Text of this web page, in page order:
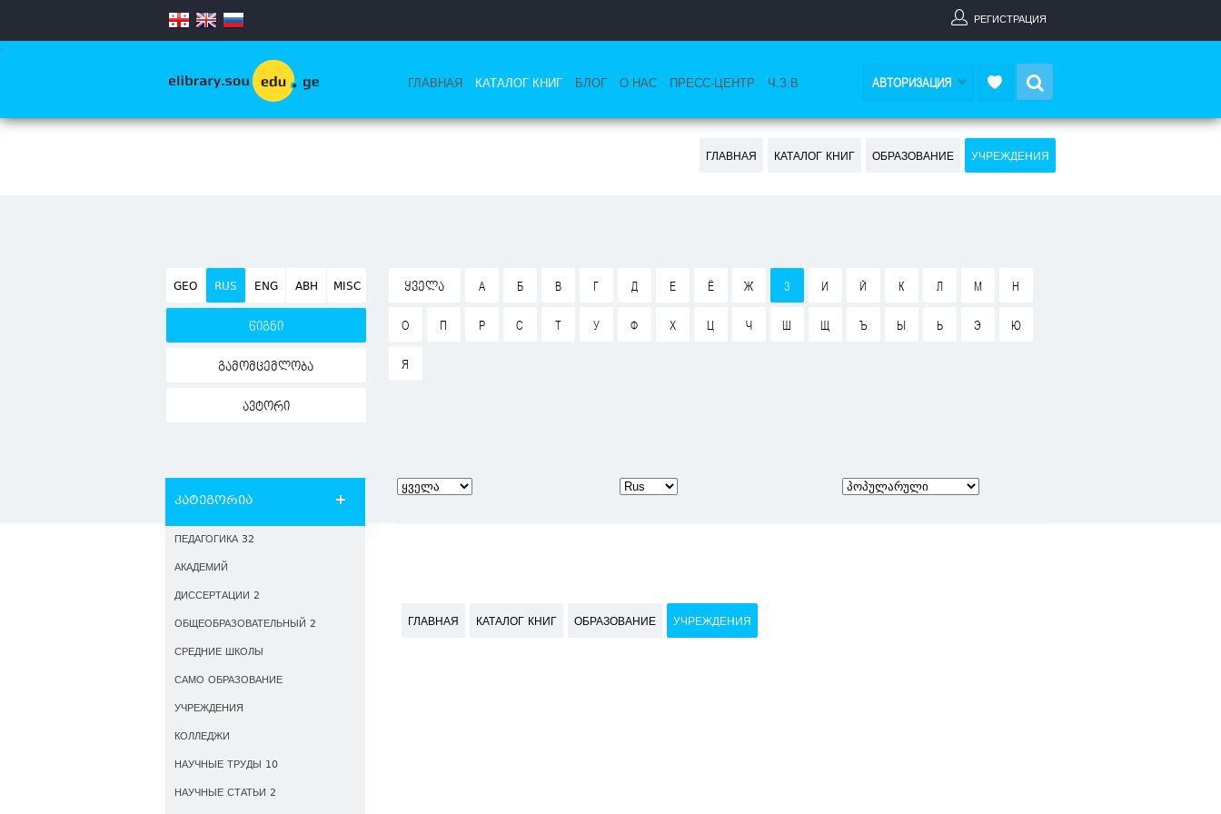
РЕГИСТРАЦИЯ
.
ГЛАВНАЯ КАТАЛОГ КНИГ БЛОГ О НАС ПРЕСС-ЦЕНТР Ч.З.В АВТОРИЗАЦИЯ
ГЛАВНАЯ КАТАЛОГ КНИГ ОБРАЗОВАНИЕ УЧРЕЖДЕНИЯ
GEO RUS ENG ABH MISC
წიგნი
გამომცემლობა
ავტორი
ᲧᲕᲔᲚᲐ А Б В Г Д Е Ё Ж З И Й К Л М Н
О П Р С Т У Ф Х Ц Ч Ш Щ Ъ Ы Ь Э Ю
Я
კატეგორია
ПЕДАГОГИКА 32
АКАДЕМИЙ
ДИССЕРТАЦИИ 2
ОБЩЕОБРАЗОВАТЕЛЬНЫЙ 2
СРЕДНИЕ ШКОЛЫ
САМО ОБРАЗОВАНИЕ
УЧРЕЖДЕНИЯ
КОЛЛЕДЖИ
НАУЧНЫЕ ТРУДЫ 10
НАУЧНЫЕ СТАТЬИ 2
ГЛАВНАЯ КАТАЛОГ КНИГ ОБРАЗОВАНИЕ УЧРЕЖДЕНИЯ